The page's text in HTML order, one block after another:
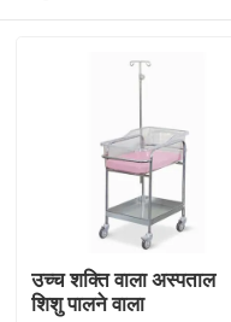
उच्च शक्ति वाला अस्पताल
शिशु पालने वाला